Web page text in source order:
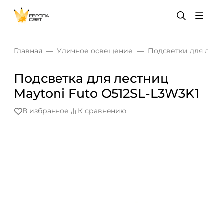
Главная Уличное освещение Подсветки для
Подсветка для лестниц
Maytoni Futo O512SL-L3W3K1
В избранное К сравнению